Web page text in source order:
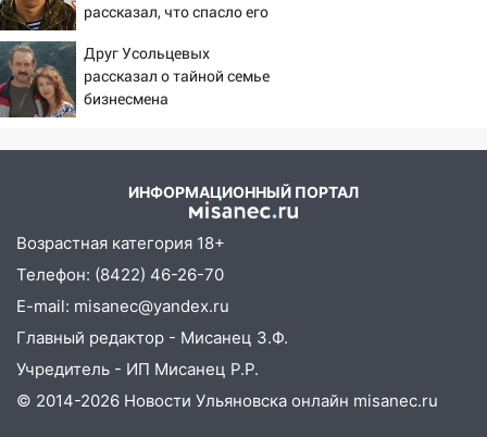
09:28
Дети на дорогах: пострадали
велосипедисты, мотоциклисты и
пешеходы. Обзор крупных аварий в
Ульяновской области
Какая погоды будет днем 8
06:45
Императорский мост в
Ульяновске останется закрытым до
утра 10 августа
05:18 Судьба готовит сюрприз: гороскоп
на 8 августа — кому повезет с
деньгами, а кого ждет неожиданная
рассказал, что спасло его
Друг Усольцевых
рассказал о тайной семье
бизнесмена
ИНФОРМАЦИОННЫЙ ПОРТАЛ
Возрастная категория 18+
Телефон: (8422) 46-26-70
E-mail: misanec@yandex.ru
Главный редактор - Мисанец З.Ф.
Учредитель - ИП Мисанец Р.Р.
© 2014-2026 Новости Ульяновска онлайн misanec.ru